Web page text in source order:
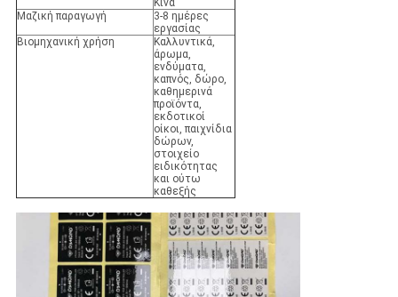
Κίνα
Μαζική παραγωγή
3-8 ημέρες
εργασίας
Βιομηχανική χρήση
Καλλυντικά,
άρωμα,
ενδύματα,
καπνός, δώρο,
καθημερινά
προϊόντα,
εκδοτικοί
οίκοι, παιχνίδια
δώρων,
στοιχείο
ειδικότητας
και ούτω
καθεξής